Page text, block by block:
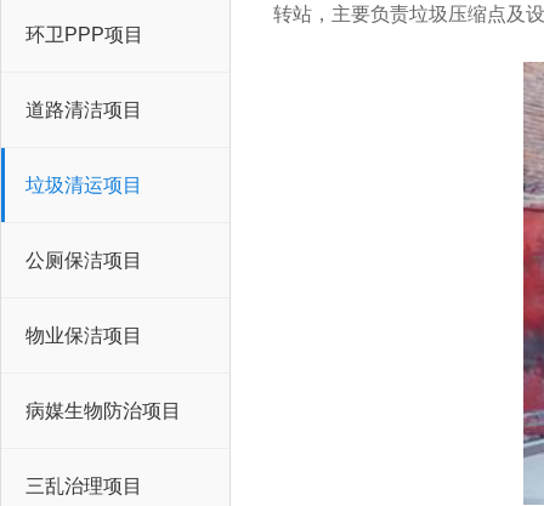
环卫PPP项目
道路清洁项目
垃圾清运项目
公厕保洁项目
物业保洁项目
病媒生物防治项目
三乱治理项目
转站，主要负责垃圾压缩点及